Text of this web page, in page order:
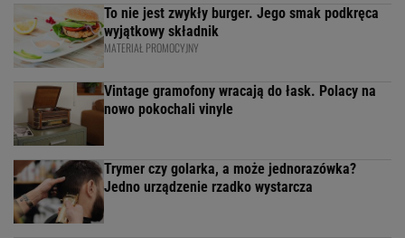
To nie jest zwykły burger. Jego smak podkręca
wyjątkowy składnik
MATERIAŁ PROMOCYJNY
Vintage gramofony wracają do łask. Polacy na
nowo pokochali vinyle
Trymer czy golarka, a może jednorazówka?
Jedno urządzenie rzadko wystarcza